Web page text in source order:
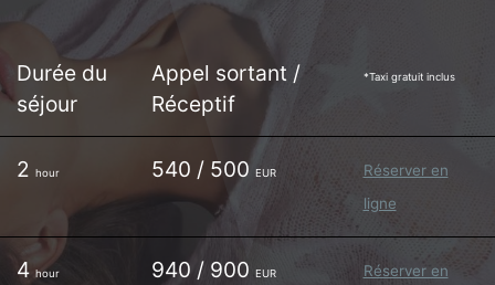
Durée du
séjour
Appel sortant /
Réceptif
*Taxi gratuit inclus
2 hour 540 / 500 EUR
Réserver en
ligne
4 hour 940 / 900 EUR
Réserver en